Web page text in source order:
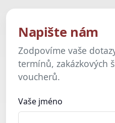
Napište nám
Zodpovíme vaše
termínů, zakázkových
voucherů.
Vaše jméno